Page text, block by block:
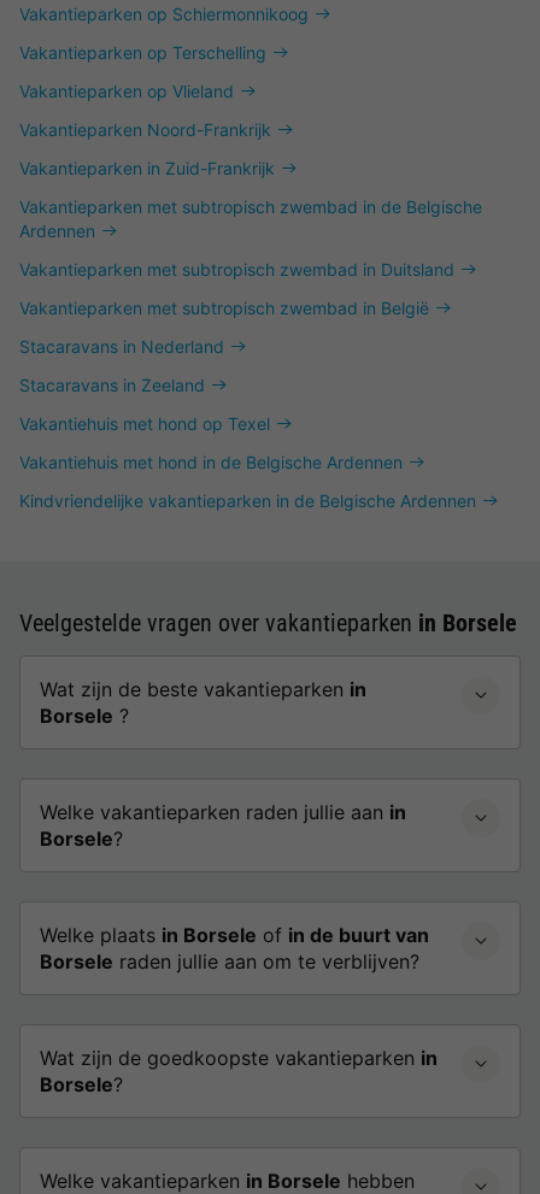
Vakantieparken op Schiermonnikoog
Vakantieparken op Terschelling
Vakantieparken op Vlieland
Vakantieparken Noord-Frankrijk
Vakantieparken in Zuid-Frankrijk
Vakantieparken met subtropisch zwembad in de Belgische
Ardennen
Vakantieparken met subtropisch zwembad in Duitsland
Vakantieparken met subtropisch zwembad in België
Stacaravans in Nederland
Stacaravans in Zeeland
Vakantiehuis met hond op Texel
Vakantiehuis met hond in de Belgische Ardennen
Kindvriendelijke vakantieparken in de Belgische Ardennen
Veelgestelde vragen over vakantieparken in Borsele
Wat zijn de beste vakantieparken in
Borsele ?
Welke vakantieparken raden jullie aan in
Borsele?
Welke plaats in Borsele of in de buurt van
Borsele raden jullie aan om te verblijven?
Wat zijn de goedkoopste vakantieparken in
Borsele?
Welke vakantieparken in Borsele hebben